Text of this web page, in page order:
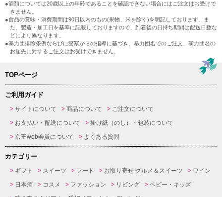
●酒類については20歳以上の年齢であることを確認できない場合にはご注文はお受けで
きません。
●食品の賞味・消費期間は90日以内のもの(果物、米を除く)を明記しております。ま
た、製造・加工日を基準に記載しておりますので、到着後の日持ち期間は配送日数な
どにより異なります。
●暴力団排除条例ならびに警察からの指導に基づき、暴力団名でのご注文、暴力団名の
お届先に対するご注文はお受けできません。
TOPページ
ご利用ガイド
サイトについて 商品について
ご注文について
お支払い・配送について
掛け紙（のし）・包装について
京王web会員について
よくある質問
カテゴリー
ギフト スイーツ フード お取り寄せ グルメ＆スイーツ
ワイン
日本酒
コスメ ファッション リビング
ベビー・キッズ